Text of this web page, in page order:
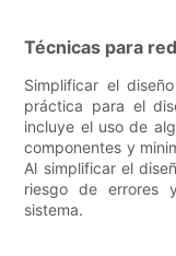
Técnicas para
Simplificar el
práctica para el
incluye el uso de
componentes y
Al simplificar el
riesgo de errores
sistema.